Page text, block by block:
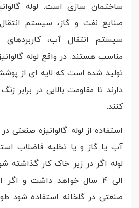
ساختمان سازی است. لوله
صنایع نفت و گاز، سیستم
سیستم انتقال آب، کاربرد‌های
مناسب هستند. در واقع لوله
تولید شده است که لایه ای از
دارند تا مقاومت بالایی در برابر
کنند.
استفاده از لوله گالوانیزه صنعتی
آب یا گاز و یا تخلیه فاضلاب
الی ۴ سال خواهد داشت و اگر